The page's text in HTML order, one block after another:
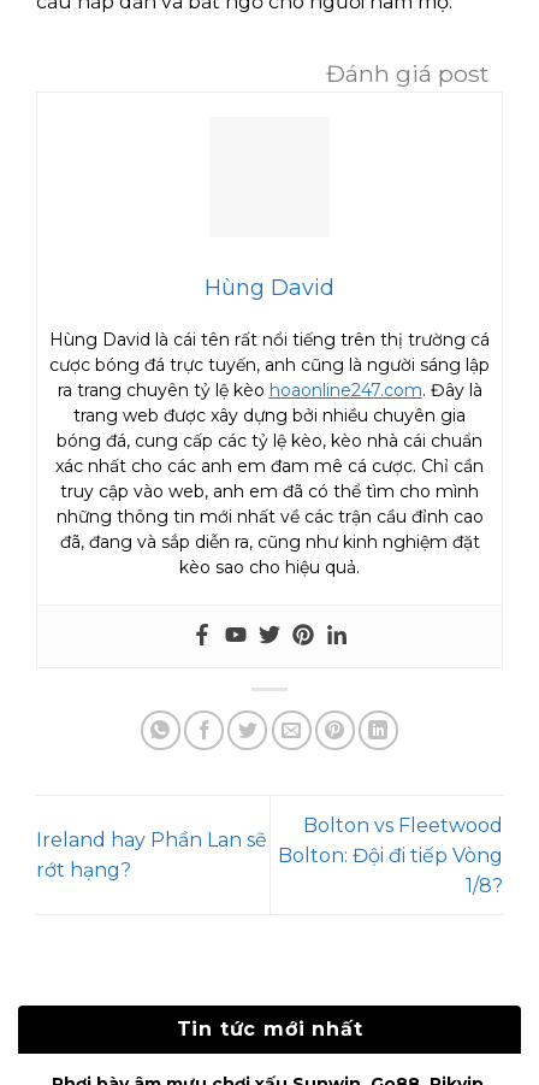
Đánh giá post
Hùng David
Hùng David là cái tên rất nổi tiếng trên thị trường cá
cược bóng đá trực tuyến, anh cũng là người sáng lập
ra trang chuyên tỷ lệ kèo hoaonline247.com. Đây là
trang web được xây dựng bởi nhiều chuyên gia
bóng đá, cung cấp các tỷ lệ kèo, kèo nhà cái chuẩn
xác nhất cho các anh em đam mê cá cược. Chỉ cần
truy cập vào web, anh em đã có thể tìm cho mình
những thông tin mới nhất về các trận cầu đỉnh cao
đã, đang và sắp diễn ra, cũng như kinh nghiệm đặt
kèo sao cho hiệu quả.
Ireland hay Phần Lan sẽ
rớt hạng?
Bolton vs Fleetwood
Bolton: Đội đi tiếp Vòng
1/8?
Tin tức mới nhất